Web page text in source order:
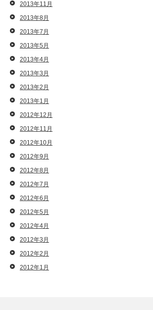
2013年11月
2013年8月
2013年7月
2013年5月
2013年4月
2013年3月
2013年2月
2013年1月
2012年12月
2012年11月
2012年10月
2012年9月
2012年8月
2012年7月
2012年6月
2012年5月
2012年4月
2012年3月
2012年2月
2012年1月